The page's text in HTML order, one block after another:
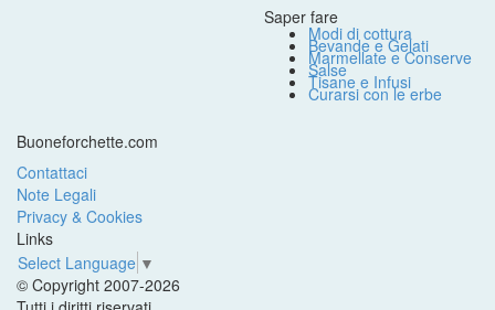
Saper fare
Modi di cottura
Bevande e Gelati
Marmellate e Conserve
Salse
Tisane e Infusi
Curarsi con le erbe
Buoneforchette.com
Contattaci
Note Legali
Privacy & Cookies
Links
Select Language ▼
© Copyright 2007-2026